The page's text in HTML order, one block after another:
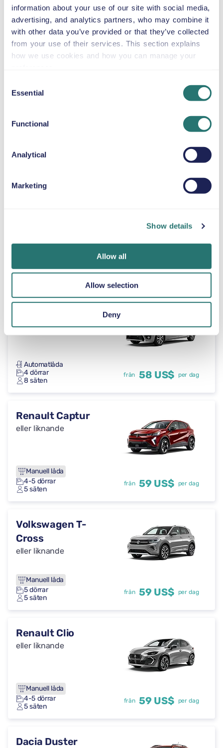
information about your use of our site with social media,
advertising, and analytics partners, who may combine it
with other data you’ve provided or that they’ve collected
from your use of their services. This section explains
how we use cookies and how you can manage your
Selection
Essential
Functional
Analytical
Marketing
Show details
Allow all
Allow selection
Deny
eller liknande
4 dörrar
7 säten
46 US$ per dag
Toyota RAV4
4 dörrar
per dag
5 säten
46 US$
Toyota Proace
Automatlåda
4 dörrar
8 säten
från 58 US$ per dag
Renault Captur
eller liknande
Manuell låda
4-5 dörrar
5 säten
från 59 US$ per dag
Volkswagen T-
Cross
eller liknande
Manuell låda
5 dörrar
5 säten
från 59 US$ per dag
Renault Clio
eller liknande
Manuell låda
4-5 dörrar
5 säten
från 59 US$ per dag
Dacia Duster